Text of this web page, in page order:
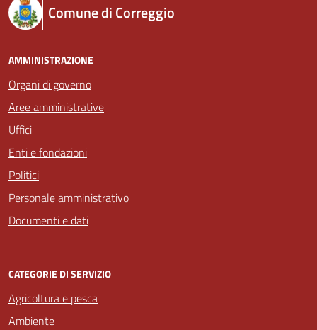
Comune di Correggio
AMMINISTRAZIONE
Organi di governo
Aree amministrative
Uffici
Enti e fondazioni
Politici
Personale amministrativo
Documenti e dati
CATEGORIE DI SERVIZIO
Agricoltura e pesca
Ambiente